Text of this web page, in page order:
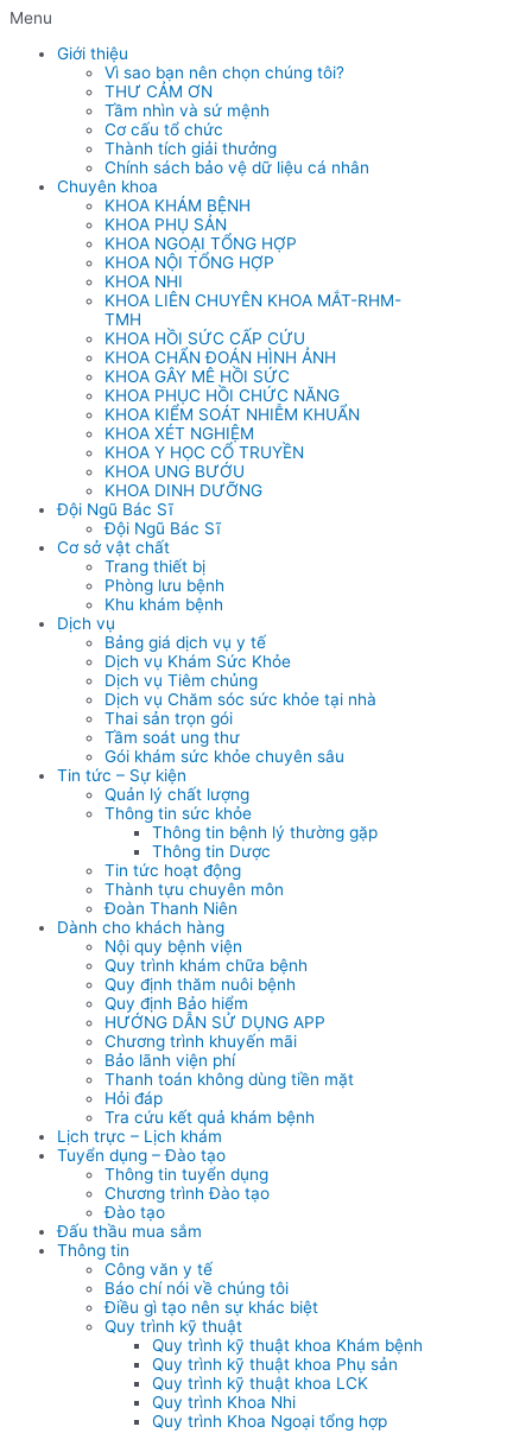
Menu
Giới thiệu
Vì sao bạn nên chọn chúng tôi?
THƯ CẢM ƠN
Tầm nhìn và sứ mệnh
Cơ cấu tổ chức
Thành tích giải thưởng
Chính sách bảo vệ dữ liệu cá nhân
Chuyên khoa
KHOA KHÁM BỆNH
KHOA PHỤ SẢN
KHOA NGOẠI TỔNG HỢP
KHOA NỘI TỔNG HỢP
KHOA NHI
KHOA LIÊN CHUYÊN KHOA MẮT-RHM-
TMH
KHOA HỒI SỨC CẤP CỨU
KHOA CHẨN ĐOÁN HÌNH ẢNH
KHOA GÂY MÊ HỒI SỨC
KHOA PHỤC HỒI CHỨC NĂNG
KHOA KIỂM SOÁT NHIỄM KHUẨN
KHOA XÉT NGHIỆM
KHOA Y HỌC CỔ TRUYỀN
KHOA UNG BƯỚU
KHOA DINH DƯỠNG
Đội Ngũ Bác Sĩ
Đội Ngũ Bác Sĩ
Cơ sở vật chất
Trang thiết bị
Phòng lưu bệnh
Khu khám bệnh
Dịch vụ
Bảng giá dịch vụ y tế
Dịch vụ Khám Sức Khỏe
Dịch vụ Tiêm chủng
Dịch vụ Chăm sóc sức khỏe tại nhà
Thai sản trọn gói
Tầm soát ung thư
Gói khám sức khỏe chuyên sâu
Tin tức – Sự kiện
Quản lý chất lượng
Thông tin sức khỏe
Thông tin bệnh lý thường gặp
Thông tin Dược
Tin tức hoạt động
Thành tựu chuyên môn
Đoàn Thanh Niên
Dành cho khách hàng
Nội quy bệnh viện
Quy trình khám chữa bệnh
Quy định thăm nuôi bệnh
Quy định Bảo hiểm
HƯỚNG DẪN SỬ DỤNG APP
Chương trình khuyến mãi
Bảo lãnh viện phí
Thanh toán không dùng tiền mặt
Hỏi đáp
Tra cứu kết quả khám bệnh
Lịch trực – Lịch khám
Tuyển dụng – Đào tạo
Thông tin tuyển dụng
Chương trình Đào tạo
Đào tạo
Đấu thầu mua sắm
Thông tin
Công văn y tế
Báo chí nói về chúng tôi
Điều gì tạo nên sự khác biệt
Quy trình kỹ thuật
Quy trình kỹ thuật khoa Khám bệnh
Quy trình kỹ thuật khoa Phụ sản
Quy trình kỹ thuật khoa LCK
Quy trình Khoa Nhi
Quy trình Khoa Ngoại tổng hợp